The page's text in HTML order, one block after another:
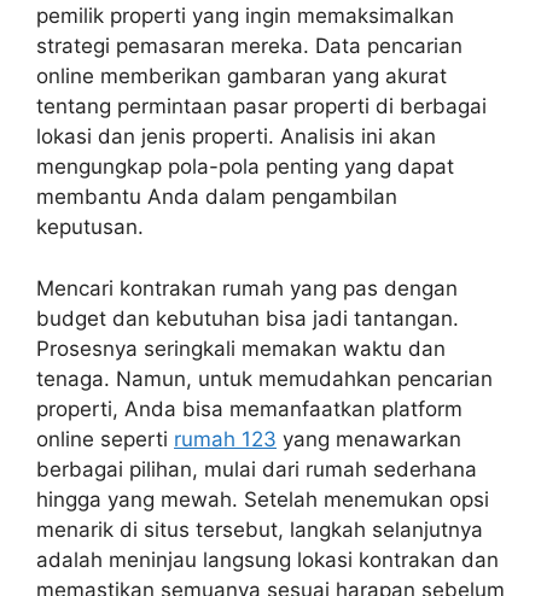
pemilik properti yang ingin memaksimalkan
strategi pemasaran mereka. Data pencarian
online memberikan gambaran yang akurat
tentang permintaan pasar properti di berbagai
lokasi dan jenis properti. Analisis ini akan
mengungkap pola-pola penting yang dapat
membantu Anda dalam pengambilan
keputusan.
Mencari kontrakan rumah yang pas dengan
budget dan kebutuhan bisa jadi tantangan.
Prosesnya seringkali memakan waktu dan
tenaga. Namun, untuk memudahkan pencarian
properti, Anda bisa memanfaatkan platform
online seperti rumah 123 yang menawarkan
berbagai pilihan, mulai dari rumah sederhana
hingga yang mewah. Setelah menemukan opsi
menarik di situs tersebut, langkah selanjutnya
adalah meninjau langsung lokasi kontrakan dan
memastikan semuanya sesuai harapan sebelum